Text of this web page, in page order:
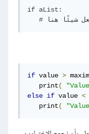
if aList:
if value >
   print
(
else if value <
   print
(